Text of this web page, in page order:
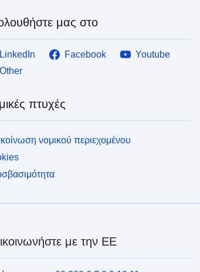
μας στο
LinkedIn Facebook
Youtube
Other
πτυχές
νομικού περιεχομένου
με την ΕΕ